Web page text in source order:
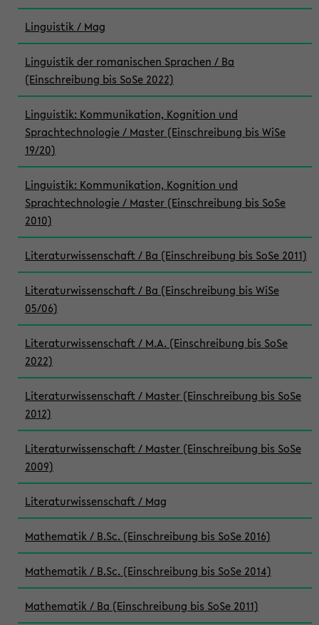
Linguistik / Mag
Linguistik der romanischen Sprachen / Ba
(Einschreibung bis SoSe 2022)
Linguistik: Kommunikation, Kognition und
Sprachtechnologie / Master (Einschreibung bis WiSe
19/20)
Linguistik: Kommunikation, Kognition und
Sprachtechnologie / Master (Einschreibung bis SoSe
2010)
Literaturwissenschaft / Ba (Einschreibung bis SoSe 2011)
Literaturwissenschaft / Ba (Einschreibung bis WiSe
05/06)
Literaturwissenschaft / M.A. (Einschreibung bis SoSe
2022)
Literaturwissenschaft / Master (Einschreibung bis SoSe
2012)
Literaturwissenschaft / Master (Einschreibung bis SoSe
2009)
Literaturwissenschaft / Mag
Mathematik / B.Sc. (Einschreibung bis SoSe 2016)
Mathematik / B.Sc. (Einschreibung bis SoSe 2014)
Mathematik / Ba (Einschreibung bis SoSe 2011)